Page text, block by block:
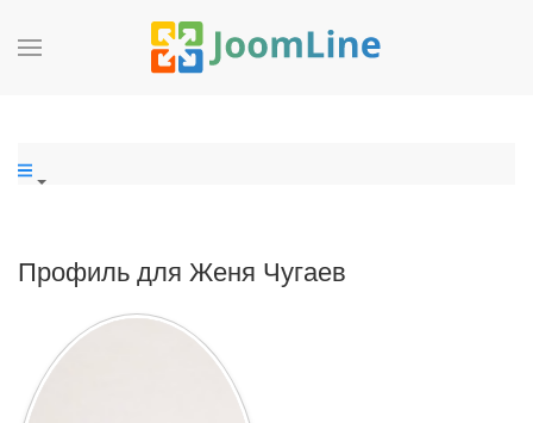
Профиль для Женя Чугаев